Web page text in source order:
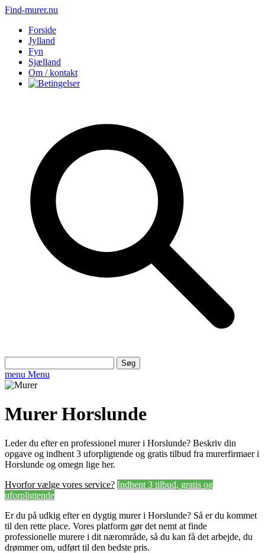
Find-murer.nu
Forside
Jylland
Fyn
Sjælland
Om / kontakt
efter:
menu Menu
Murer Horslunde
Leder du efter en professionel murer i Horslunde? Beskriv din
opgave og indhent 3 uforpligtende og gratis tilbud fra murerfirmaer i
Horslunde og omegn lige her.
Hvorfor vælge vores service? Indhent 3 tilbud, gratis og
uforpligtende
Er du på udkig efter en dygtig murer i Horslunde? Så er du kommet
til den rette place. Vores platform gør det nemt at finde
professionelle murere i dit nærområde, så du kan få det arbejde, du
drømmer om, udført til den bedste pris.